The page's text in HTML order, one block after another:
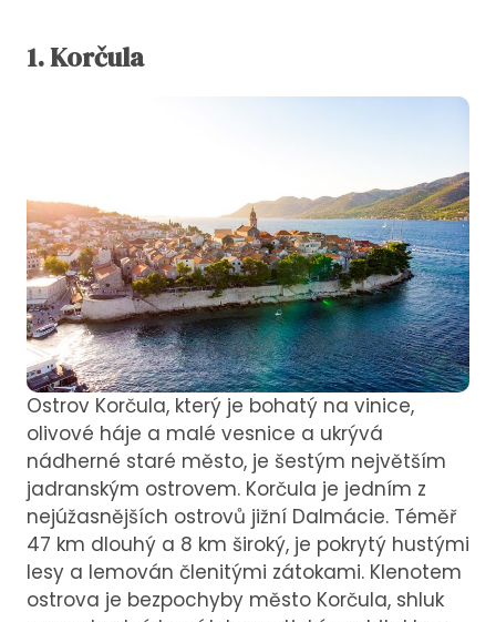
1. Korčula
Ostrov Korčula, který je bohatý na vinice,
olivové háje a malé vesnice a ukrývá
nádherné staré město, je šestým největším
jadranským ostrovem. Korčula je jedním z
nejúžasnějších ostrovů jižní Dalmácie. Téměř
47 km dlouhý a 8 km široký, je pokrytý hustými
lesy a lemován členitými zátokami. Klenotem
ostrova je bezpochyby město Korčula, shluk